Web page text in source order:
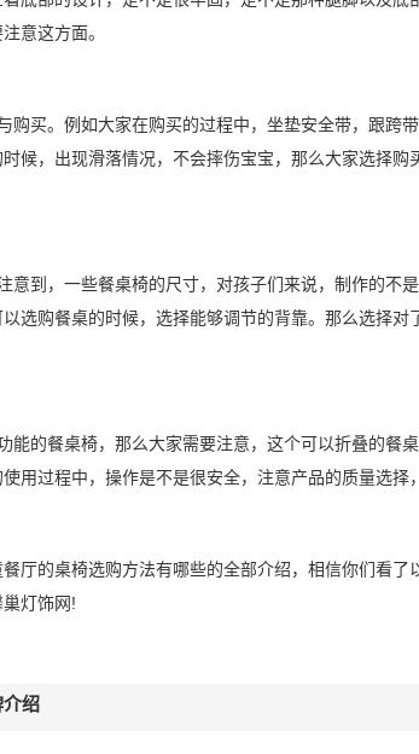
意这方面。
购买。例如大家在购买的过程中，坐垫安全带，跟跨
候，出现滑落情况，不会摔伤宝宝，那么大家选择购
意到，一些餐桌椅的尺寸，对孩子们来说，制作的不
选购餐桌的时候，选择能够调节的背靠。那么选择对
能的餐桌椅，那么大家需要注意，这个可以折叠的餐
用过程中，操作是不是很安全，注意产品的质量选择
厅的桌椅选购方法有哪些的全部介绍，相信你们看了
灯饰网!
绍